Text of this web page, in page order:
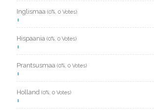
Inglismaa (0%, 0 Votes)
Hispaania (0%, 0 Votes)
Prantsusmaa (0%, 0 Votes)
Holland (0%, 0 Votes)